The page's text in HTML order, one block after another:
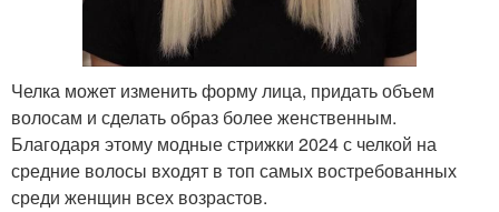
Челка может изменить форму лица, придать объем
волосам и сделать образ более женственным.
Благодаря этому модные стрижки 2024 с челкой на
средние волосы входят в топ самых востребованных
среди женщин всех возрастов.